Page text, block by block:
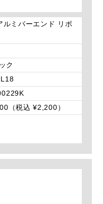
ルミバーエンド リボ
ク
（税込 ¥2,200）